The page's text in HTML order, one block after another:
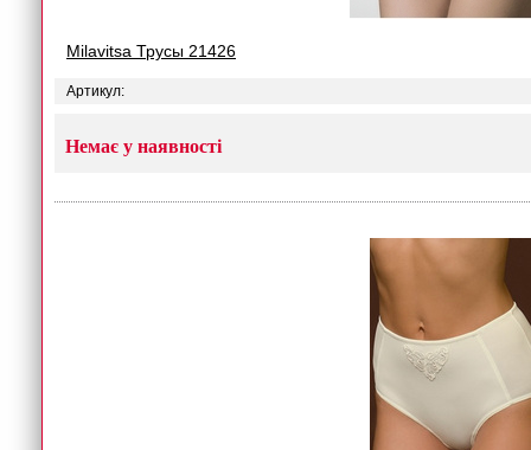
Milavitsa Трусы 21426
Артикул:
Немає у наявності